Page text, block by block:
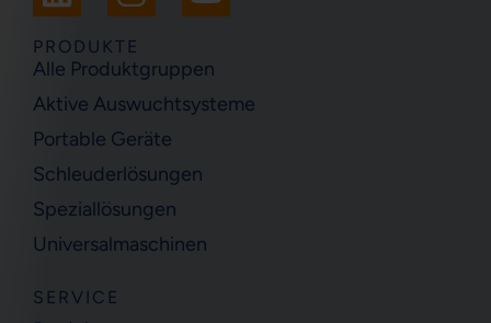
i
n
k
e
d
i
n
n
s
t
a
g
r
a
m
o
t
u
PRODUKTE
Alle Produktgruppen
Aktive Auswuchtsysteme
Portable Geräte
Schleuderlösungen
Speziallösungen
Universalmaschinen
SERVICE